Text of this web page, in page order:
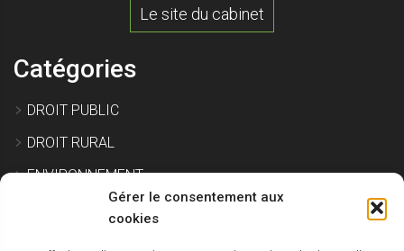
Gérer le consentement aux
cookies
Le site du cabinet
Catégories
DROIT PUBLIC
DROIT RURAL
ENVIRONNEMENT
EXPROPRIATION